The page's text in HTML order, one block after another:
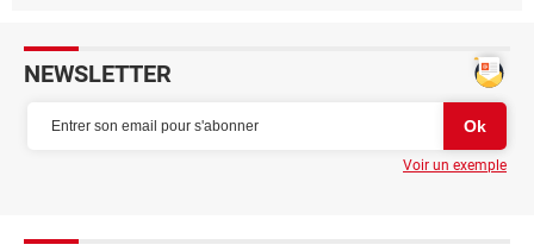
NEWSLETTER
Voir un exemple